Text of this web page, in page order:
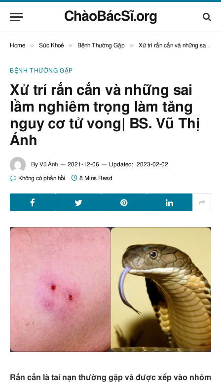
ChàoBácSĩ.org
Home » Sức Khoẻ » Bệnh Thường Gặp » Xử trí rắn cắn và những sai lầm nghiêm trọng làm tăng nguy cơ tử vong| BS. Vũ Thị Ánh
BỆNH THƯỜNG GẶP
Xử trí rắn cắn và những sai
lầm nghiêm trọng làm tăng
nguy cơ tử vong| BS. Vũ Thị
Ánh
By Vũ Ánh 2021-12-06 Updated: 2023-02-02
Không có phản hồi 8 Mins Read
Rắn cắn là tai nạn thường gặp và được xếp vào nhóm